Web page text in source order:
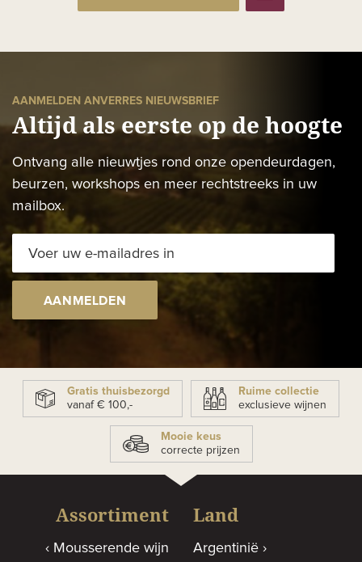
AANMELDEN ANVERRES NIEUWSBRIEF
Altijd als eerste op de hoogte
Ontvang alle nieuwtjes rond onze opendeurdagen,
beurzen, workshops en meer rechtstreeks in uw
mailbox.
AANMELDEN
Gratis thuisbezorgd
vanaf € 100,-
Ruime collectie
exclusieve wijnen
Mooie keus
correcte prijzen
Assortiment
Mousserende wijn
Land
Argentinië